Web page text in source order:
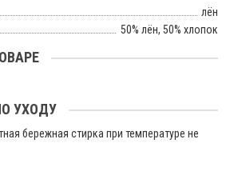
лён
50% лён, 50% хлопок
УХОДУ
бережная стирка при температуре не